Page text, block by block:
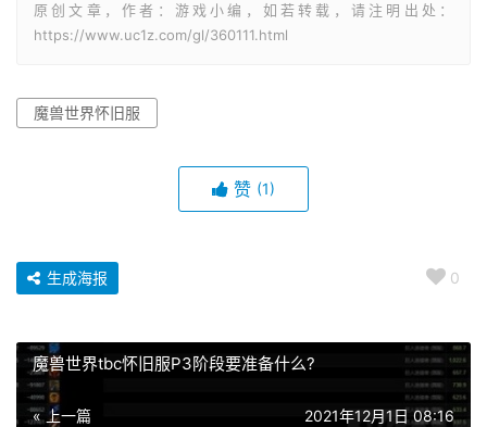
原创文章，作者：游戏小编，如若转载，请注明出处：
https://www.uc1z.com/gl/360111.html
魔兽世界怀旧服
赞 (1)
0
生成海报
魔兽世界tbc怀旧服P3阶段要准备什么?
« 上一篇 2021年12月1日 08:16